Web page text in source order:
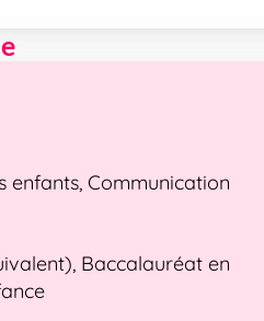
enfants, Communication
Baccalauréat en